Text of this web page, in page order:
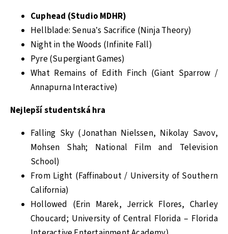
Cuphead (Studio MDHR)
Hellblade: Senua’s Sacrifice (Ninja Theory)
Night in the Woods (Infinite Fall)
Pyre (Supergiant Games)
What Remains of Edith Finch (Giant Sparrow /
Annapurna Interactive)
Nejlepší studentská hra
Falling Sky (Jonathan Nielssen, Nikolay Savov,
Mohsen Shah; National Film and Television
School)
From Light (Faffinabout / University of Southern
California)
Hollowed (Erin Marek, Jerrick Flores, Charley
Choucard; University of Central Florida – Florida